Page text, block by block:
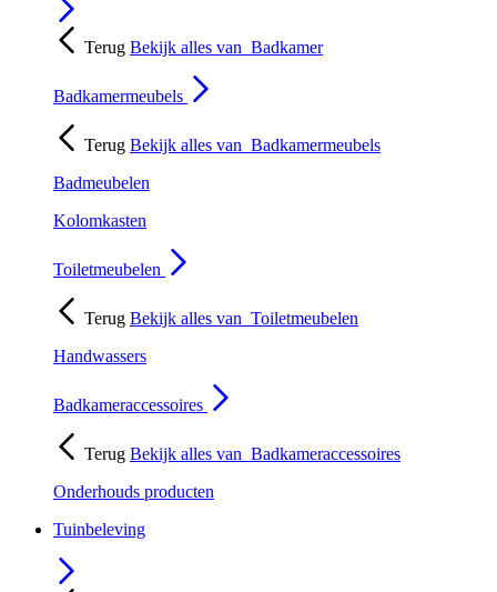
Terug Bekijk alles van Badkamer
Badkamermeubels
Terug Bekijk alles van Badkamermeubels
Badmeubelen
Kolomkasten
Toiletmeubelen
Terug Bekijk alles van Toiletmeubelen
Handwassers
Badkameraccessoires
Terug Bekijk alles van Badkameraccessoires
Onderhouds producten
Tuinbeleving